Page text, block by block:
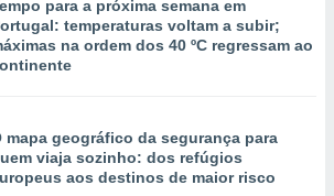
para a próxima semana em
temperaturas voltam a subir;
na ordem dos 40 ºC regressam ao
mapa geográfico da segurança para
viaja sozinho: dos refúgios
aos destinos de maior risco